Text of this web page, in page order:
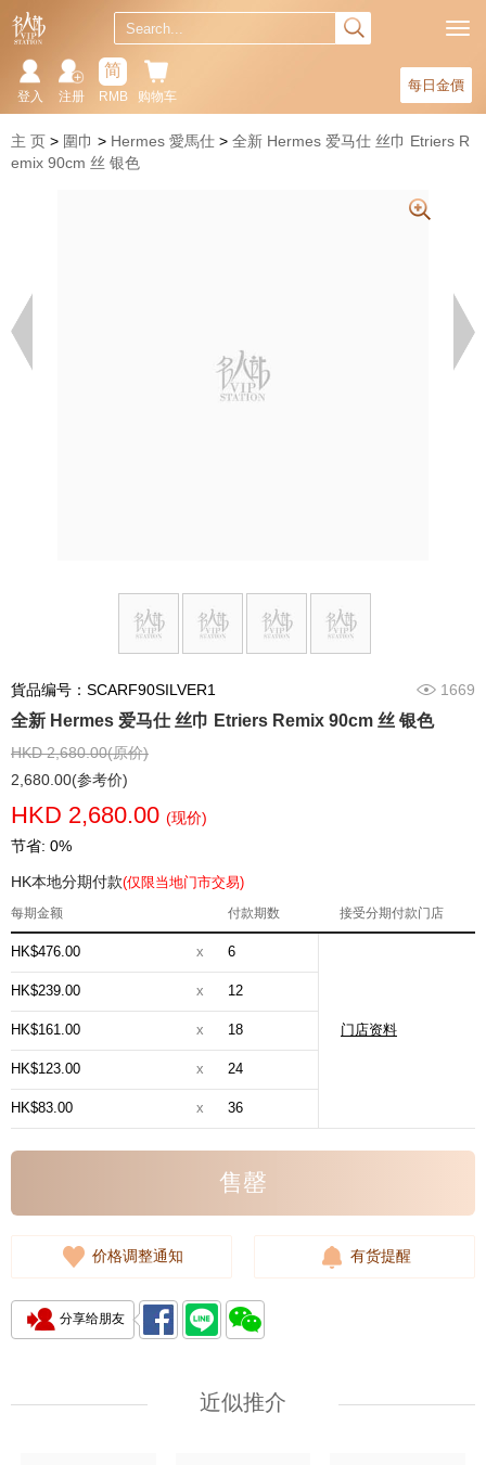
每日金價
购物车
简
RMB
注册
登入
主 页 圍巾 Hermes 愛馬仕
全新 Hermes 爱马仕 丝巾 Etriers R
emix 90cm 丝 银色
貨品编号：SCARF90SILVER1 1669
全新 Hermes 爱马仕 丝巾 Etriers Remix 90cm 丝 银色
HKD 2,680.00(原价)
2,680.00(参考价)
HKD 2,680.00 (现价)
节省: 0%
HK本地分期付款(仅限当地门市交易)
每期金额 付款期数 接受分期付款门店
HK$476.00 x 6
门店资料
HK$239.00 x 12
HK$161.00 x 18
HK$123.00 x 24
HK$83.00 x 36
售罄
价格调整通知 有货提醒
分享给朋友
近似推介